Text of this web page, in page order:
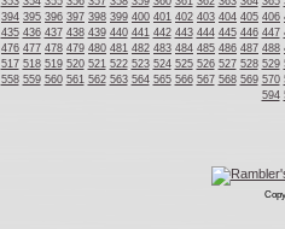
394 395 396 397 398 399 400 401 402 403 404 405 406
435 436 437 438 439 440 441 442 443 444 445 446 447
476 477 478 479 480 481 482 483 484 485 486 487 488
517 518 519 520 521 522 523 524 525 526 527 528 529
558 559 560 561 562 563 564 565 566 567 568 569 570
594